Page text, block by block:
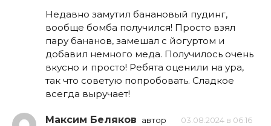
Недавно замутил банановый пудинг,
вообще бомба получился! Просто взял
пару бананов, замешал с йогуртом и
добавил немного меда. Получилось очень
вкусно и просто! Ребята оценили на ура,
так что советую попробовать. Сладкое
всегда выручает!
Максим Беляков автор 03.08.2024 в 06:16